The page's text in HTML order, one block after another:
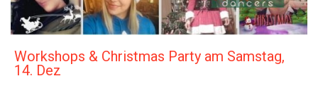
Workshops & Christmas Party am Samstag,
14. Dez